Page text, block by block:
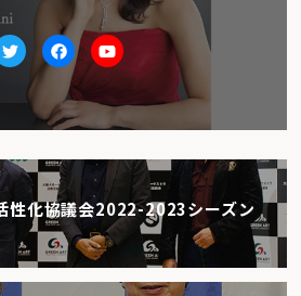
TwitterfacebookYoutube
性化協議会2022-2023シーズン